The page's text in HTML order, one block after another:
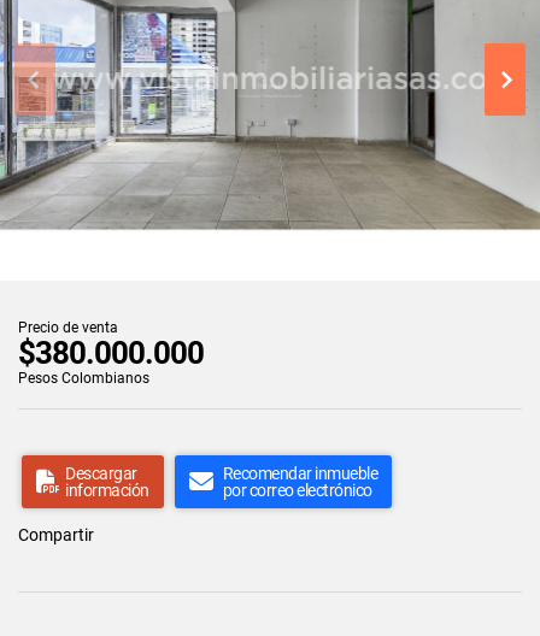
Precio de venta
$380.000.000
Pesos Colombianos
Descargar
información
Recomendar inmueble
por correo electrónico
Compartir